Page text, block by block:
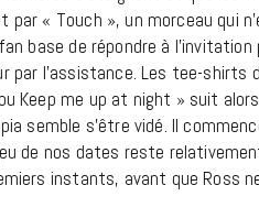
« Touch », un morceau qui
base de répondre à
l’assistance. Les tee-shirts
Keep me up at night » suit
semble s’être vidé. Il
de nos dates reste
instants, avant que Ross